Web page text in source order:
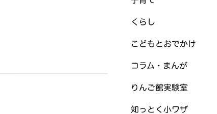
くらし
こどもとおでかけ
コラム・まんが
りんご館実験室
知っとく小ワザ